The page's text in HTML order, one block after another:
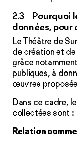
2.3 Pourquoi
données, pour
Le Théâtre de
de création et
grâce
publiques, à
œuvres
Dans ce cadre,
collectées sont :
Relation